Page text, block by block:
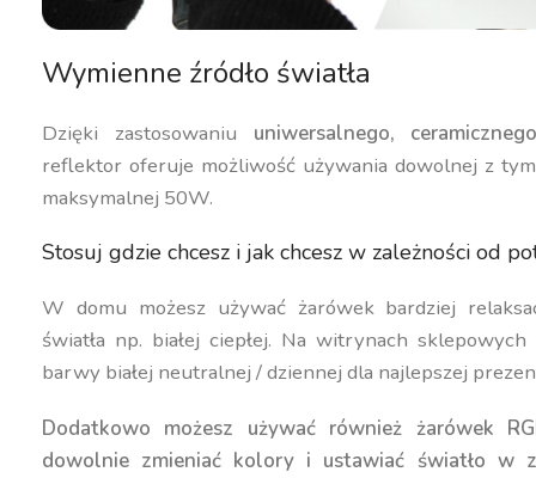
Wymienne źródło światła
Dzięki zastosowaniu uniwersalnego,
reflektor oferuje możliwość używania dowolnej z
maksymalnej 50W.
Stosuj gdzie chcesz i jak chcesz w zależności od
W domu możesz używać żarówek bardziej
światła np. białej ciepłej. Na witrynach
barwy białej neutralnej / dziennej dla najlepszej
Dodatkowo możesz używać również żarówek
dowolnie zmieniać kolory i ustawiać światło w